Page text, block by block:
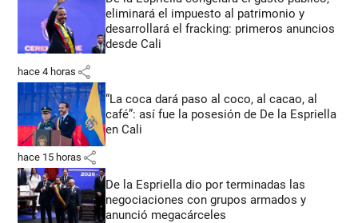
eliminará el impuesto al patrimonio y
desarrollará el fracking: primeros anuncios
desde Cali
hace 4 horas share
“La coca dará paso al coco, al cacao, al
café”: así fue la posesión de De la Espriella
en Cali
hace 15 horas share
De la Espriella dio por terminadas las
negociaciones con grupos armados y
anunció megacárceles